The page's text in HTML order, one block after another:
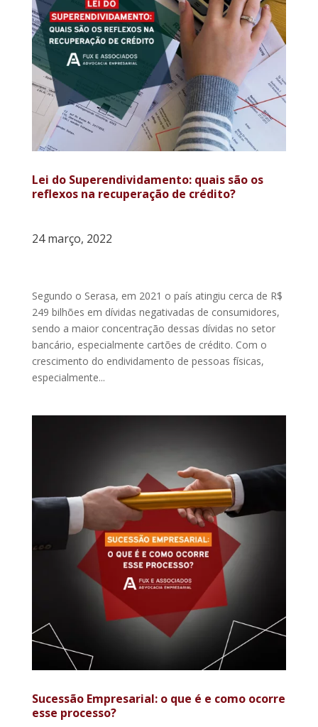
Lei do Superendividamento: quais são os
reflexos na recuperação de crédito?
24 março, 2022
Segundo o Serasa, em 2021 o país atingiu cerca de R$
249 bilhões em dívidas negativadas de consumidores,
sendo a maior concentração dessas dívidas no setor
bancário, especialmente cartões de crédito. Com o
crescimento do endividamento de pessoas físicas,
especialmente...
Sucessão Empresarial: o que é e como ocorre
esse processo?